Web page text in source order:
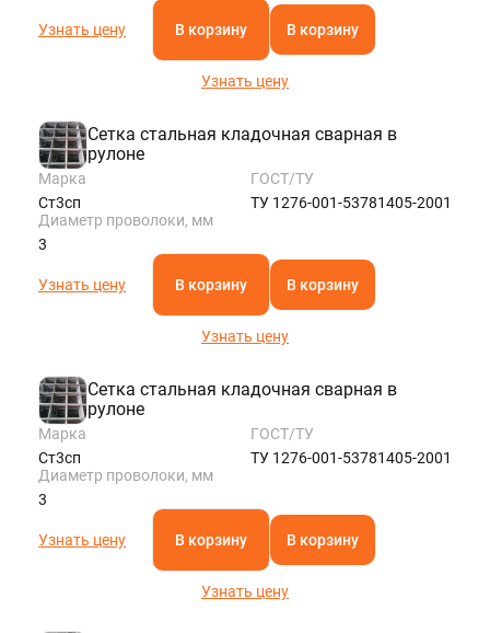
Узнать цену В корзину В корзину
Узнать цену
Сетка стальная кладочная сварная в
рулоне
Марка
Ст3сп
ГОСТ/ТУ
ТУ 1276-001-53781405-2001
Диаметр проволоки, мм
3
Узнать цену В корзину В корзину
Узнать цену
Сетка стальная кладочная сварная в
рулоне
Марка
Ст3сп
ГОСТ/ТУ
ТУ 1276-001-53781405-2001
Диаметр проволоки, мм
3
Узнать цену В корзину В корзину
Узнать цену